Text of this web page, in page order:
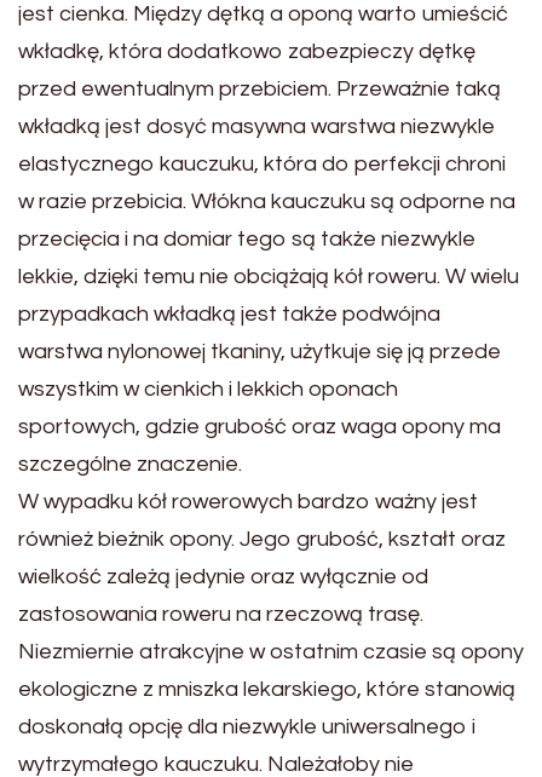
jest cienka. Między dętką a oponą warto umieścić
wkładkę, która dodatkowo zabezpieczy dętkę
przed ewentualnym przebiciem. Przeważnie taką
wkładką jest dosyć masywna warstwa niezwykle
elastycznego kauczuku, która do perfekcji chroni
w razie przebicia. Włókna kauczuku są odporne na
przecięcia i na domiar tego są także niezwykle
lekkie, dzięki temu nie obciążają kół roweru. W wielu
przypadkach wkładką jest także podwójna
warstwa nylonowej tkaniny, użytkuje się ją przede
wszystkim w cienkich i lekkich oponach
sportowych, gdzie grubość oraz waga opony ma
szczególne znaczenie.
W wypadku kół rowerowych bardzo ważny jest
również bieżnik opony. Jego grubość, kształt oraz
wielkość zależą jedynie oraz wyłącznie od
zastosowania roweru na rzeczową trasę.
Niezmiernie atrakcyjne w ostatnim czasie są opony
ekologiczne z mniszka lekarskiego, które stanowią
doskonałą opcję dla niezwykle uniwersalnego i
wytrzymałego kauczuku. Należałoby nie